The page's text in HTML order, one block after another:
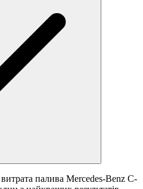
палива Mercedes-Benz C-